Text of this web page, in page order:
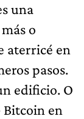
una
o
aterricé en
pasos.
edificio. O
Bitcoin en